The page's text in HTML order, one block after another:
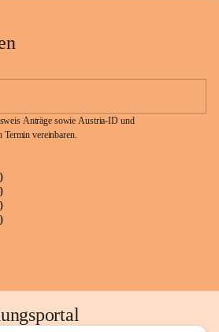
Anträge sowie Austria-ID und
Termin vereinbaren.